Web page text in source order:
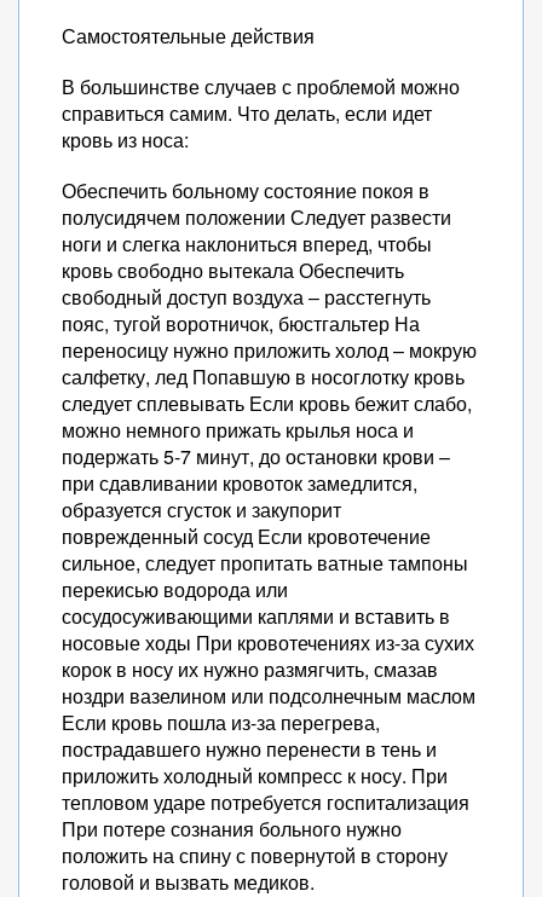
Самостоятельные действия
В большинстве случаев с проблемой можно
справиться самим. Что делать, если идет
кровь из носа:
Обеспечить больному состояние покоя в
полусидячем положении Следует развести
ноги и слегка наклониться вперед, чтобы
кровь свободно вытекала Обеспечить
свободный доступ воздуха – расстегнуть
пояс, тугой воротничок, бюстгальтер На
переносицу нужно приложить холод – мокрую
салфетку, лед Попавшую в носоглотку кровь
следует сплевывать Если кровь бежит слабо,
можно немного прижать крылья носа и
подержать 5-7 минут, до остановки крови –
при сдавливании кровоток замедлится,
образуется сгусток и закупорит
поврежденный сосуд Если кровотечение
сильное, следует пропитать ватные тампоны
перекисью водорода или
сосудосуживающими каплями и вставить в
носовые ходы При кровотечениях из-за сухих
корок в носу их нужно размягчить, смазав
ноздри вазелином или подсолнечным маслом
Если кровь пошла из-за перегрева,
пострадавшего нужно перенести в тень и
приложить холодный компресс к носу. При
тепловом ударе потребуется госпитализация
При потере сознания больного нужно
положить на спину с повернутой в сторону
головой и вызвать медиков.